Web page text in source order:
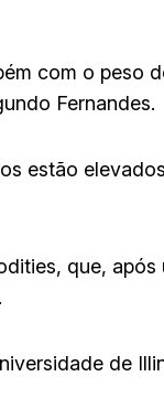
com o peso
Fernandes.
estão
que,
de